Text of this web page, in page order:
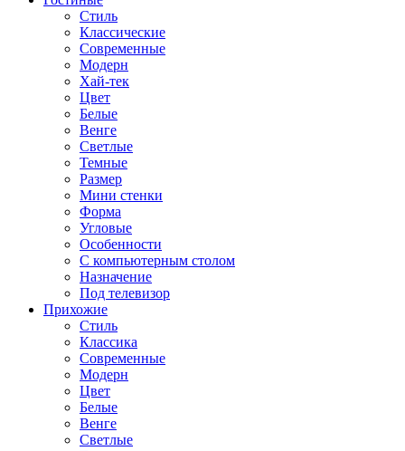
Стиль
Классические
Современные
Модерн
Хай-тек
Цвет
Белые
Венге
Светлые
Темные
Размер
Мини стенки
Форма
Угловые
Особенности
С компьютерным столом
Назначение
Под телевизор
Прихожие
Стиль
Классика
Современные
Модерн
Цвет
Белые
Венге
Светлые